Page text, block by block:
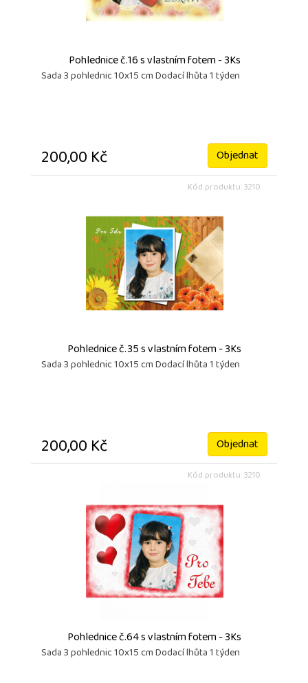
Pohlednice č.16 s vlastním fotem - 3Ks
Sada 3 pohlednic 10x15 cm Dodací lhůta 1 týden
200,00 Kč Objednat
Kód produktu: 3210
Pohlednice č.35 s vlastním fotem - 3Ks
Sada 3 pohlednic 10x15 cm Dodací lhůta 1 týden
200,00 Kč Objednat
Kód produktu: 3210
Pohlednice č.64 s vlastním fotem - 3Ks
Sada 3 pohlednic 10x15 cm Dodací lhůta 1 týden